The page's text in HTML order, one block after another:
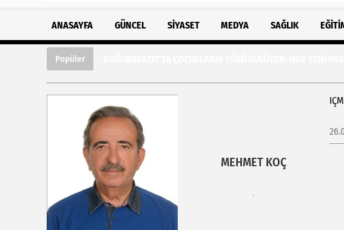
ANASAYFA GÜNCEL SIYASET MEDYA SAĞLIK
Popüler
MEHMET KOÇ